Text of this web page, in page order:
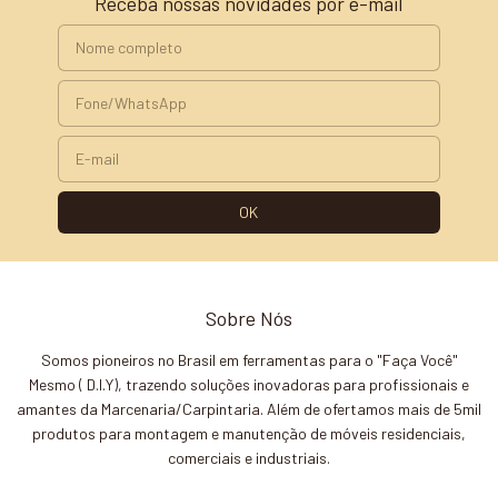
Sobre Nós
Somos pioneiros no Brasil em ferramentas para o "Faça Você"
Mesmo ( D.I.Y), trazendo soluções inovadoras para profissionais e
amantes da Marcenaria/Carpintaria. Além de ofertamos mais de 5mil
produtos para montagem e manutenção de móveis residenciais,
comerciais e industriais.